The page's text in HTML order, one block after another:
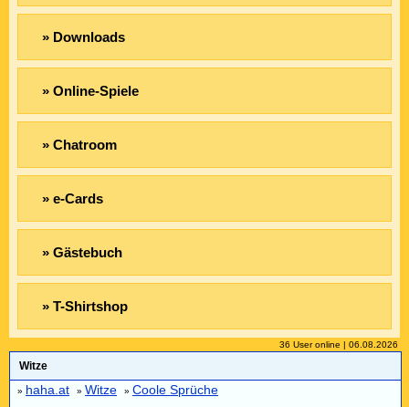
» Downloads
» Online-Spiele
» Chatroom
» e-Cards
» Gästebuch
» T-Shirtshop
36 User online | 06.08.2026
Witze
» haha.at » Witze » Coole Sprüche